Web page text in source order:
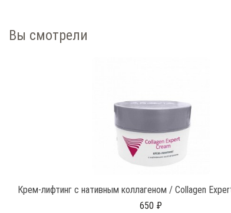
Вы смотрели
Крем-лифтинг с нативным коллагеном / Collagen
650 ₽